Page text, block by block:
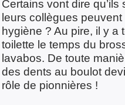
Certains vont dire
leurs collègues
hygiène ? Au pire, il y a
toilette le temps du
lavabos. De toute
des dents au boulot
rôle de pionnières !